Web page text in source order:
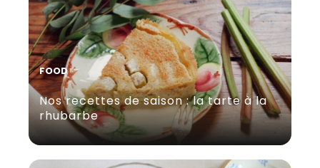
FOOD
Nos recettes de saison : la tarte à la
rhubarbe